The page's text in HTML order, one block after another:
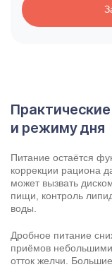
и режиму дня
Питание остаётся
коррекции рациона
может вызвать
пищи, контроль
воды.
Дробное питание
приёмов
отток желчи.